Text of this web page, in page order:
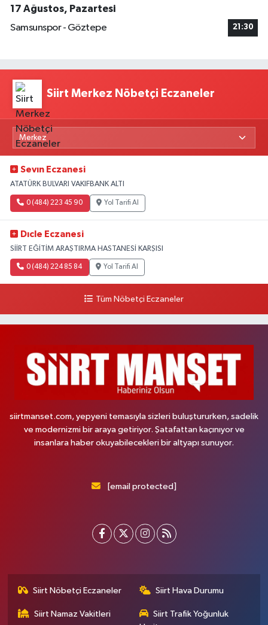
17 Ağustos, Pazartesi
Samsunspor - Göztepe
21:30
Siirt Merkez Nöbetçi Eczaneler
Sevın Eczanesi
ATATÜRK BULVARI VAKIFBANK ALTI
0 (484) 223 45 90 Yol Tarifi Al
Dıcle Eczanesi
SİİRT EĞİTİM ARAŞTIRMA HASTANESİ KARŞISI
0 (484) 224 85 84 Yol Tarifi Al
Tüm Nöbetçi Eczaneler
siirtmanset.com, yepyeni temasıyla sizleri buluştururken, sadelik
ve modernizmi bir araya getiriyor. Şatafattan kaçınıyor ve
insanlara haber okuyabilecekleri bir altyapı sunuyor.
[email protected]
Siirt Nöbetçi Eczaneler Siirt Hava Durumu
Siirt Namaz Vakitleri
Siirt Trafik Yoğunluk